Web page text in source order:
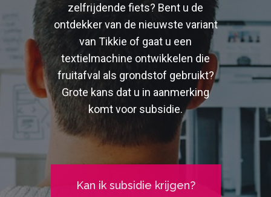
zelfrijdende fiets? Bent u de
ontdekker van de nieuwste variant
van Tikkie of gaat u een
textielmachine ontwikkelen die
fruitafval als grondstof gebruikt?
Grote kans dat u in aanmerking
komt voor subsidie.
Kan ik subsidie krijgen?